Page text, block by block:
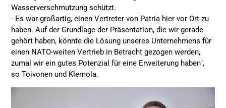
Wasserverschmutzung schützt.
- Es war großartig, einen Vertreter von Patria hier vor Ort zu
haben. Auf der Grundlage der Präsentation, die wir gerade
gehört haben, könnte die Lösung unseres Unternehmens für
einen NATO-weiten Vertrieb in Betracht gezogen werden,
zumal wir ein gutes Potenzial für eine Erweiterung haben",
so Toivonen und Klemola.